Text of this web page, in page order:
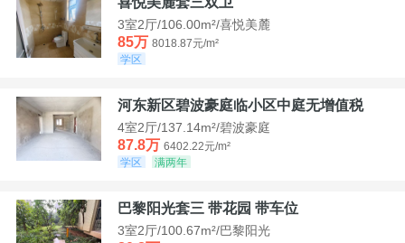
3室2厅/106.00m²/喜悦美麓
85万 8018.87元/m²
学区
河东新区碧波豪庭临小区中庭无增值税
4室2厅/137.14m²/碧波豪庭
87.8万 6402.22元/m²
学区
满两年
巴黎阳光套三 带花园 带车位
3室2厅/100.67m²/巴黎阳光